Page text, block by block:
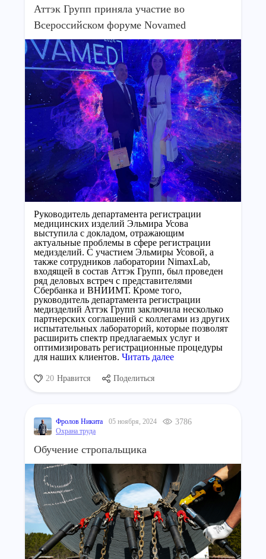
Аттэк Групп приняла участие во
Всероссийском форуме Novamed
Руководитель департамента регистрации
медицинских изделий Эльмира Усова
выступила с докладом, отражающим
актуальные проблемы в сфере регистрации
медизделий. С участием Эльмиры Усовой, а
также сотрудников лаборатории NimaxLab,
входящей в состав Аттэк Групп, был проведен
ряд деловых встреч с представителями
Сбербанка и ВНИИМТ. Кроме того,
руководитель департамента регистрации
медизделий Аттэк Групп заключила несколько
партнерских соглашений с коллегами из других
испытательных лабораторий, которые позволят
расширить спектр предлагаемых услуг и
оптимизировать регистрационные процедуры
для наших клиентов. Читать далее
20 Нравится Поделиться
Фролов Никита 05 ноября, 2024 3786
Охрана труда
Обучение стропальщика